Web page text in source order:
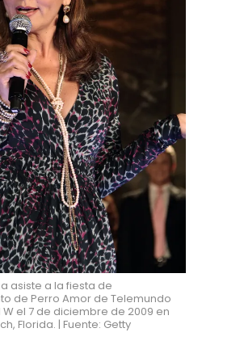
asiste a la fiesta de
de Perro Amor de Telemundo
W el 7 de diciembre de 2009 en
Florida. | Fuente: Getty